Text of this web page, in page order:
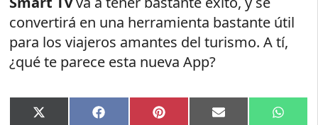
convertirá en una herramienta bastante útil
para los viajeros amantes del turismo. A tí,
¿qué te parece esta nueva App?
Compartir
X Compartir
Facebook Compartir
Pinterest Compartir
Email